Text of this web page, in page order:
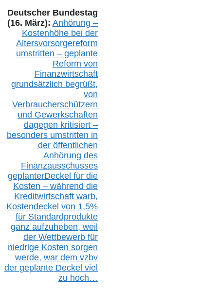
Deutscher Bundestag
(16. März): Anhörung –
Kostenhöhe bei der
Altersvorsorgereform
umstritten – geplante
Reform von
Finanzwirtschaft
grundsätzlich begrüßt,
von
Verbraucherschützern
und Gewerkschaften
dagegen kritisiert –
besonders umstritten in
der öffentlichen
Anhörung des
Finanzausschusses
geplanterDeckel für die
Kosten – während die
Kreditwirtschaft warb,
Kostendeckel von 1,5%
für Standardprodukte
ganz aufzuheben, weil
der Wettbewerb für
niedrige Kosten sorgen
werde, war dem vzbv
der geplante Deckel viel
zu hoch…